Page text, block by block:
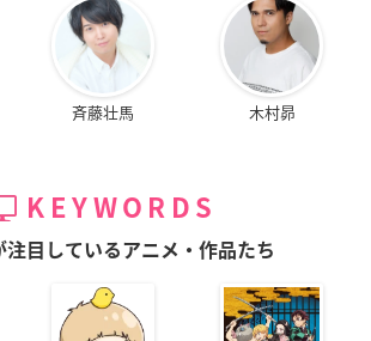
斉藤壮馬 木村昴
KEYWORDS
注目しているアニメ・作品たち